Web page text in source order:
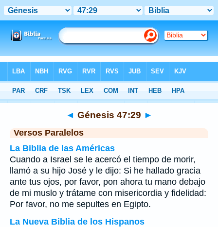
>Génesis Capítulo 47 > Verso 29
◄ Génesis 47:29 ►
Versos Paralelos
La Biblia de las Américas
Cuando a Israel se le acercó el tiempo de morir,
llamó a su hijo José y le dijo: Si he hallado gracia
ante tus ojos, por favor, pon ahora tu mano debajo
de mi muslo y trátame con misericordia y fidelidad:
Por favor, no me sepultes en Egipto.
La Nueva Biblia de los Hispanos